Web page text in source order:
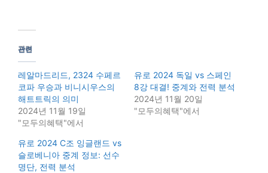
관련
레알마드리드, 2324 수페르
코파 우승과 비니시우스의
해트트릭의 의미
2024년 11월 19일
"모두의혜택"에서
유로 2024 독일 vs 스페인
8강 대결! 중계와 전력 분석
2024년 11월 20일
"모두의혜택"에서
유로 2024 C조 잉글랜드 vs
슬로베니아 중계 정보: 선수
명단, 전력 분석